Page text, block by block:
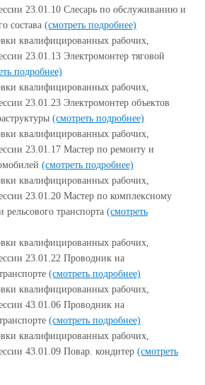
23.01.10 Слесарь по обслуживанию и
состава (смотреть подробнее)
квалифицированных рабочих,
23.01.13 Электромонтер тяговой
подробнее)
квалифицированных рабочих,
23.01.23 Электромонтер объектов
(смотреть подробнее)
квалифицированных рабочих,
23.01.17 Мастер по ремонту и
(смотреть подробнее)
квалифицированных рабочих,
23.01.20 Мастер по комплексному
транспорта (смотреть
квалифицированных рабочих,
23.01.22 Проводник на
(смотреть подробнее)
квалифицированных рабочих,
43.01.06 Проводник на
(смотреть подробнее)
квалифицированных рабочих,
43.01.09 Повар. кондитер (смотреть